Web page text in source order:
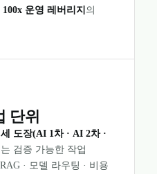
100x 운영 레버리지 의
단위
세 도장(AI 1차 · AI 2차 ·
검증 가능한 작업
· 모델 라우팅 · 비용